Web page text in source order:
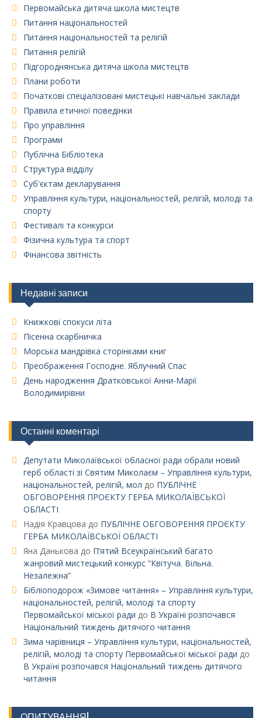
Первомайська дитяча школа мистецтв
Питання національностей
Питання національностей та релігій
Питання релігій
Підгороднянська дитяча школа мистецтв
Плани роботи
Початкові спеціалізовані мистецькі навчальні заклади
Правила етичної поведінки
Про управління
Програми
Публічна Бібліотека
Структура відділу
Суб'єктам декларування
Управління культури, національностей, релігій, молоді та
спорту
Фестивалі та конкурси
Фізична культура та спорт
Фінансова звітність
Недавні записи
Книжкові спокуси літа
Пісенна скарбничка
Морська мандрівка сторінками книг
Преображення Господне. Яблучний Спас
День народження Дратковської Анни-Марії
Володимирівни
Останні коментарі
Депутати Миколаївської обласної ради обрали новий
герб області зі Святим Миколаєм – Управління культури,
національностей, релігій, мол до ПУБЛІЧНЕ
ОБГОВОРЕННЯ ПРОЄКТУ ГЕРБА МИКОЛАЇВСЬКОЇ
ОБЛАСТІ
Надія Кравцова до ПУБЛІЧНЕ ОБГОВОРЕННЯ ПРОЄКТУ
ГЕРБА МИКОЛАЇВСЬКОЇ ОБЛАСТІ
Яна Данькова до П’ятий Всеукраїнський багато
жанровий мистецький конкурс “Квітуча. Вільна.
Незалежна”
Бібліоподорож «Зимове читання» – Управління культури,
національностей, релігій, молоді та спорту
Первомайської міської ради до В Україні розпочався
Національний тиждень дитячого читання
Зима чарівниця – Управління культури, національностей,
релігій, молоді та спорту Первомайської міської ради до
В Україні розпочався Національний тиждень дитячого
читання